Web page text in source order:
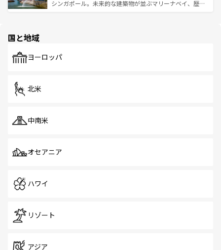
た文化、そして多様な観光資源が、訪れる旅人を魅了し続
うな絶景から文化的な体験まで、香港を存分に楽しみ尽く
シンガポール。未来的な建築物が並ぶマリーナベイ、歴史
で、ホーカーズは地元の風情を楽しめる外せないスポット
国と地域
ヨーロッパ
北米
中南米
オセアニア
ハワイ
リゾート
アジア